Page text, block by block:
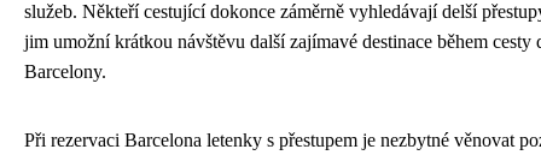
služeb. Někteří cestující dokonce záměrně vyhledávají delší
jim umožní krátkou návštěvu další zajímavé destinace během cesty
Barcelony.
Při rezervaci Barcelona letenky s přestupem je nezbytné věnovat